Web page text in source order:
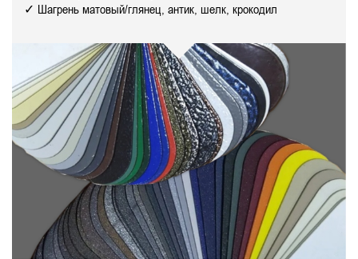
✓ Шагрень матовый/глянец, антик, шелк, крокодил